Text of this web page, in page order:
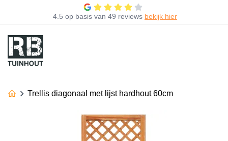
4.5 op basis van 49 reviews bekijk hier
Trellis diagonaal met lijst hardhout 60cm